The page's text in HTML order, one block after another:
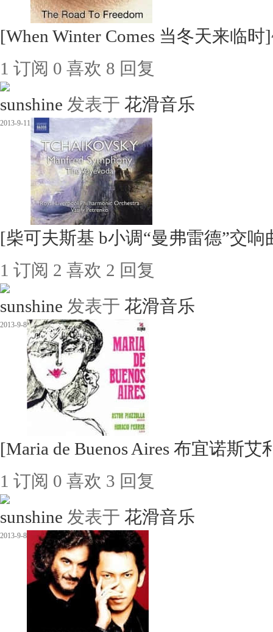
[When Winter Comes 当冬天来临
1 订阅 0 喜欢 8 回复
sunshine 发表于 花滑音乐
2013-9-11
[柴可夫斯基 b小调“曼弗雷德”交
1 订阅 2 喜欢 2 回复
sunshine 发表于 花滑音乐
2013-9-8
[Maria de Buenos Aires 布宜诺斯
1 订阅 0 喜欢 3 回复
sunshine 发表于 花滑音乐
2013-9-8